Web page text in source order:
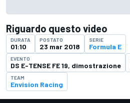
Riguardo questo video
DURATA
01:10
POSTATO
23 mar 2018
SERIE
Formula E
EVENTO
DS E-TENSE FE 19, dimostrazione
TEAM
Envision Racing